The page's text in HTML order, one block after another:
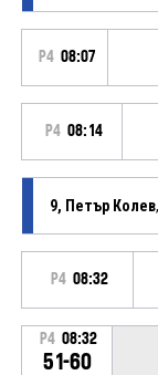
P4 08:07
P4 08:14
9, Петър Колев
P4 08:32
P4 08:32
51-60